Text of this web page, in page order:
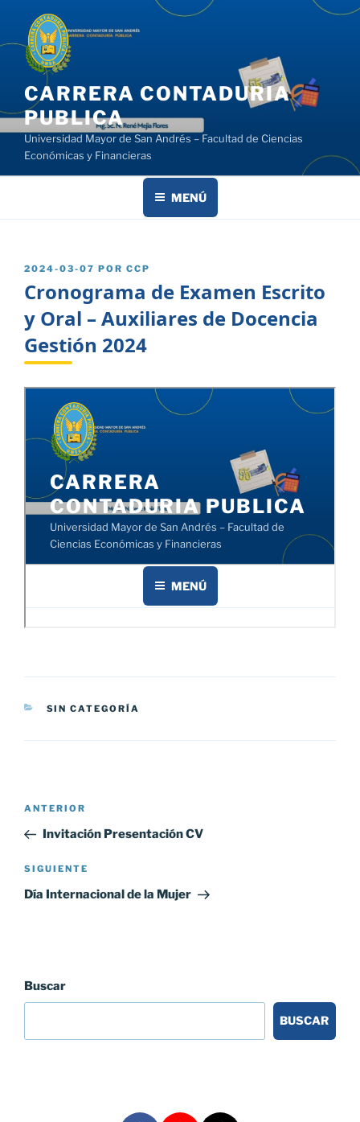
contenido
CARRERA CONTADURIA
PUBLICA
Universidad Mayor de San Andrés – Facultad de Ciencias
Económicas y Financieras
MENÚ
PUBLICADO
2024-03-07 POR CCP
Cronograma de Examen Escrito
y Oral – Auxiliares de Docencia
Gestión 2024
CATEGORÍAS
SIN CATEGORÍA
Navegación
entradas
Entrada
anterior:
ANTERIOR
Invitación Presentación CV
Siguiente
entrada
SIGUIENTE
Día Internacional de la Mujer
Buscar
BUSCAR